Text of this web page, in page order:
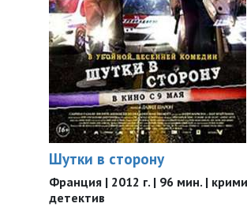
Шутки в сторону
Франция | 2012 г. | 96 мин. |
детектив